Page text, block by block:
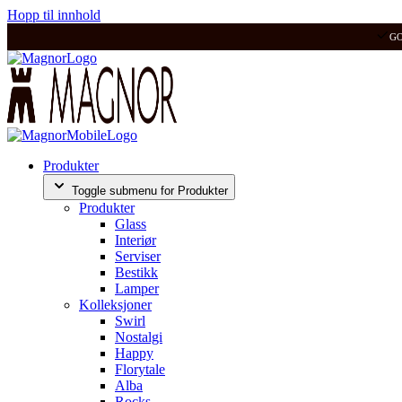
Hopp til innhold
Produkter
Toggle submenu for Produkter
Produkter
Glass
Interiør
Serviser
Bestikk
Lamper
Kolleksjoner
Swirl
Nostalgi
Happy
Florytale
Alba